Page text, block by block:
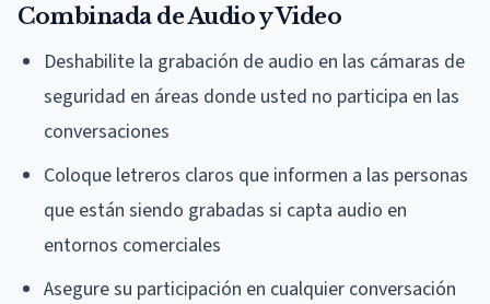
Combinada de Audio y Video
Deshabilite la grabación de audio en las cámaras de
seguridad en áreas donde usted no participa en las
conversaciones
Coloque letreros claros que informen a las personas
que están siendo grabadas si capta audio en
entornos comerciales
Asegure su participación en cualquier conversación